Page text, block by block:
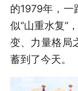
的1979年，
似“山重水复”
变、力量格局
蓄到了今天。